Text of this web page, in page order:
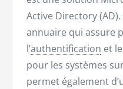
Active Directory
annuaire qui assure
l’authentification et
pour les systèmes
permet également